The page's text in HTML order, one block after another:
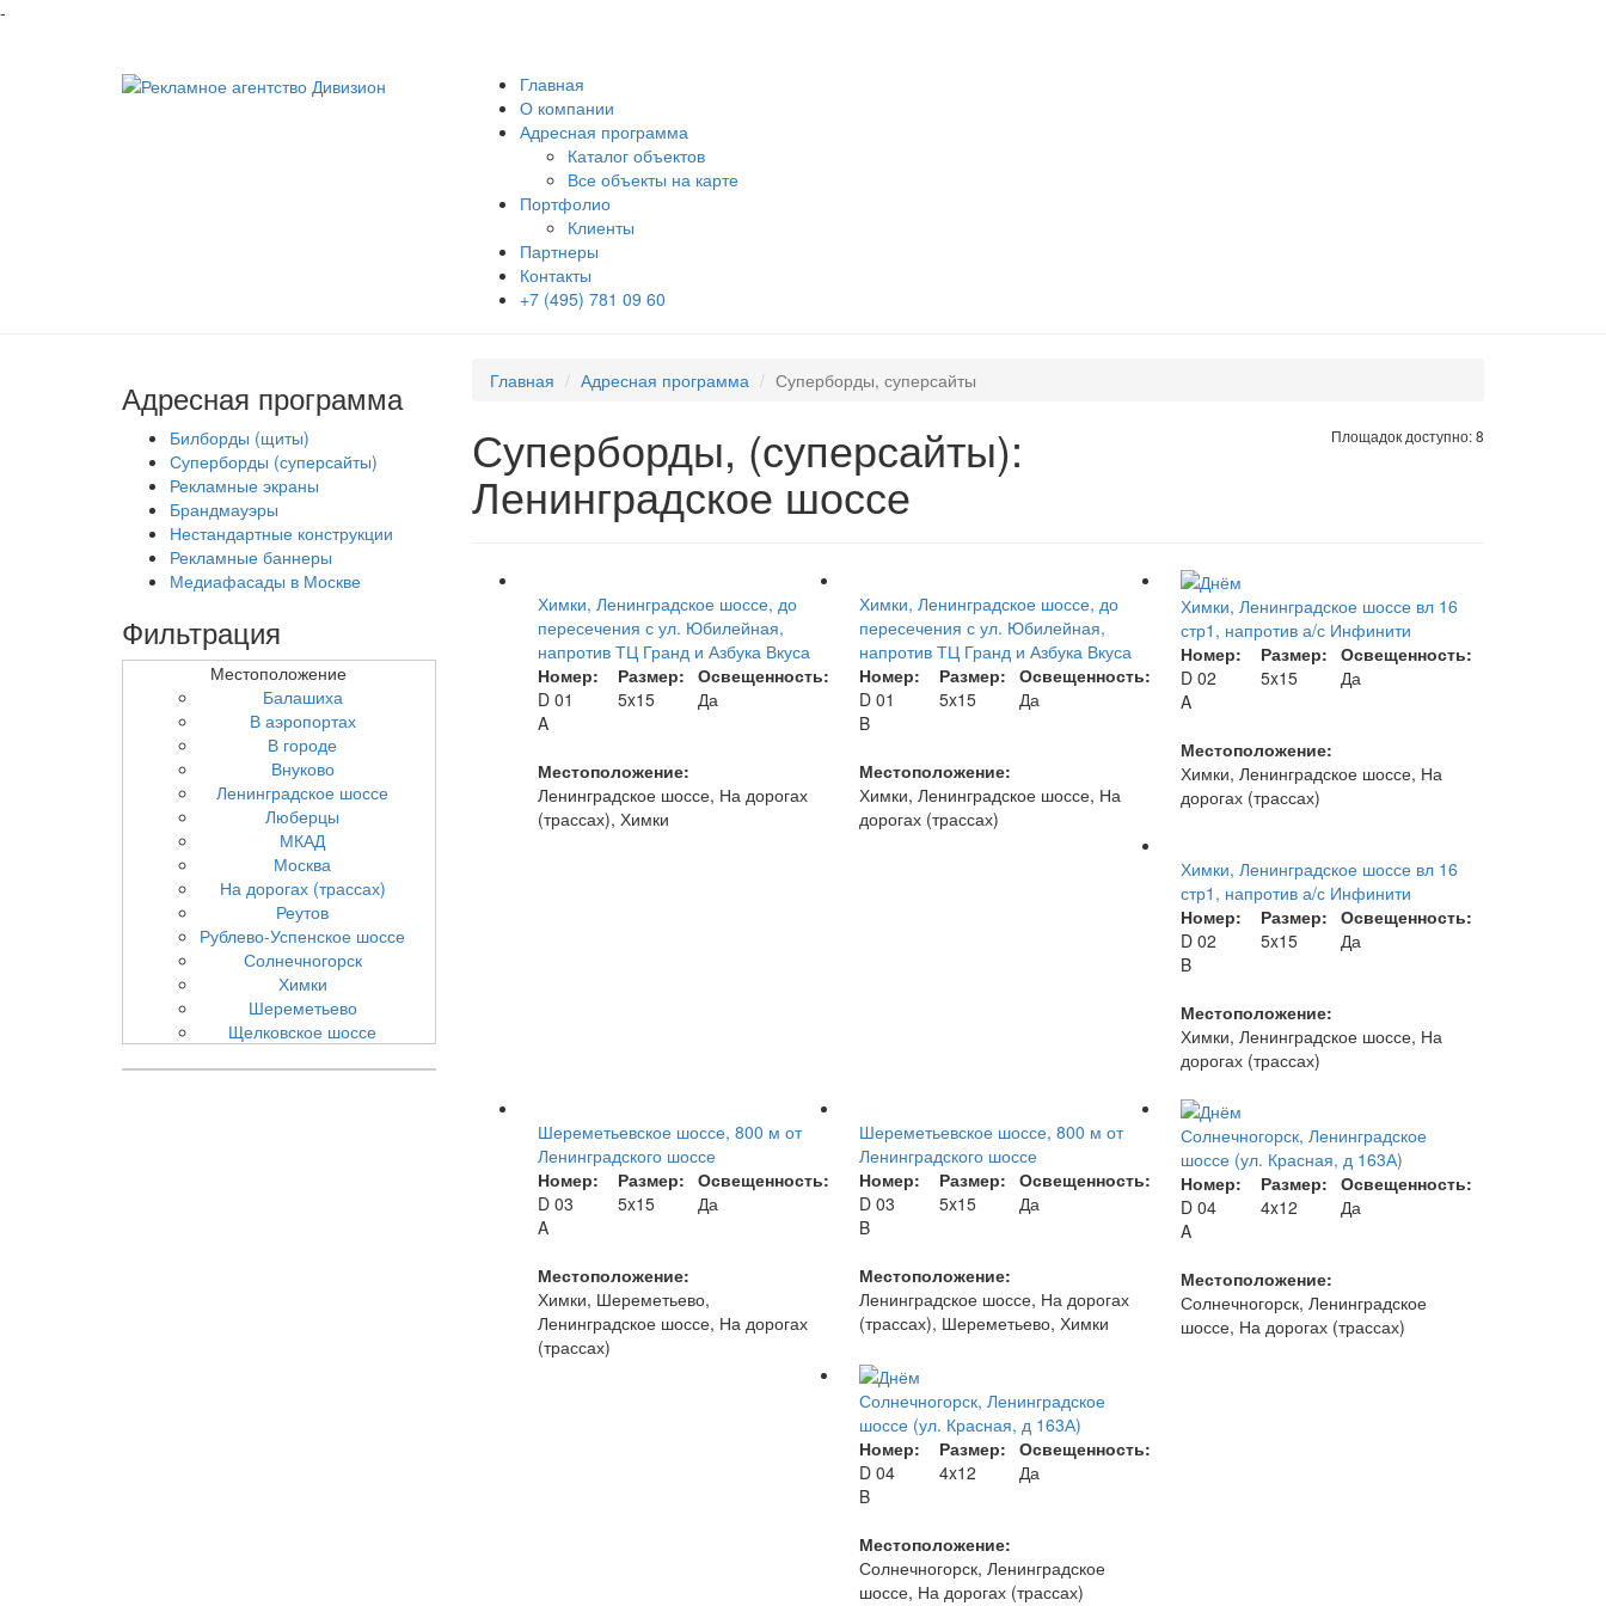
-
Главная
О компании
Адресная программа
Каталог объектов
Все объекты на карте
Портфолио
Клиенты
Партнеры
Контакты
+7 (495) 781 09 60
Адресная программа
Билборды (щиты)
Суперборды (суперсайты)
Рекламные экраны
Брандмауэры
Нестандартные конструкции
Рекламные баннеры
Медиафасады в Москве
Фильтрация
Местоположение
Балашиха
В аэропортах
В городе
Внуково
Ленинградское шоссе
Люберцы
МКАД
Москва
На дорогах (трассах)
Реутов
Рублево-Успенское шоссе
Солнечногорск
Химки
Шереметьево
Щелковское шоссе
Главная Адресная программа Суперборды, суперсайты
Площадок доступно: 8
Суперборды, (суперсайты):
Ленинградское шоссе
Химки, Ленинградское шоссе, до
пересечения с ул. Юбилейная,
напротив ТЦ Гранд и Азбука Вкуса
Номер:
D 01
A
Размер:
5x15
Освещенность:
Да
Местоположение:
Ленинградское шоссе, На дорогах
(трассах), Химки
Химки, Ленинградское шоссе, до
пересечения с ул. Юбилейная,
напротив ТЦ Гранд и Азбука Вкуса
Номер:
D 01
B
Размер:
5x15
Освещенность:
Да
Местоположение:
Химки, Ленинградское шоссе, На
дорогах (трассах)
Химки, Ленинградское шоссе вл 16
стр1, напротив а/с Инфинити
Номер:
D 02
A
Размер:
5x15
Освещенность:
Да
Местоположение:
Химки, Ленинградское шоссе, На
дорогах (трассах)
Химки, Ленинградское шоссе вл 16
стр1, напротив а/с Инфинити
Номер:
D 02
B
Размер:
5x15
Освещенность:
Да
Местоположение:
Химки, Ленинградское шоссе, На
дорогах (трассах)
Шереметьевское шоссе, 800 м от
Ленинградского шоссе
Номер:
D 03
A
Размер:
5x15
Освещенность:
Да
Местоположение:
Химки, Шереметьево,
Ленинградское шоссе, На дорогах
(трассах)
Шереметьевское шоссе, 800 м от
Ленинградского шоссе
Номер:
D 03
B
Размер:
5x15
Освещенность:
Да
Местоположение:
Ленинградское шоссе, На дорогах
(трассах), Шереметьево, Химки
Солнечногорск, Ленинградское
шоссе (ул. Красная, д 163А)
Номер:
D 04
A
Размер:
4x12
Освещенность:
Да
Местоположение:
Солнечногорск, Ленинградское
шоссе, На дорогах (трассах)
Солнечногорск, Ленинградское
шоссе (ул. Красная, д 163А)
Номер:
D 04
B
Размер:
4x12
Освещенность:
Да
Местоположение:
Солнечногорск, Ленинградское
шоссе, На дорогах (трассах)